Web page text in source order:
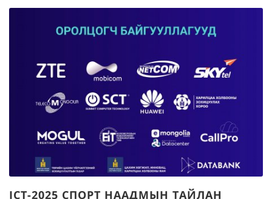
ICT-2025 СПОРТ НААДМЫН ТАЙЛАН